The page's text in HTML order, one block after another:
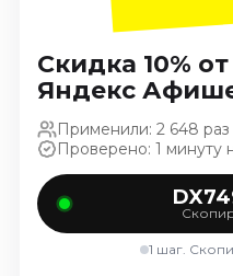
Октябрь 2026
Спорт
Август 2026
Сентябрь 2026
Октябрь 2026
События
Август 2026
Сентябрь 2026
Скидка 10%
Яндекс
Применили: 2 648 раз
Проверено: 1 минуту
1 шаг.